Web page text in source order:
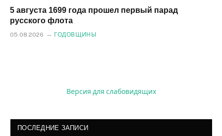
5 августа 1699 года прошел первый парад
русского флота
05.08.2026 ГОДОВЩИНЫ
Версия для слабовидящих
ПОСЛЕДНИЕ ЗАПИСИ